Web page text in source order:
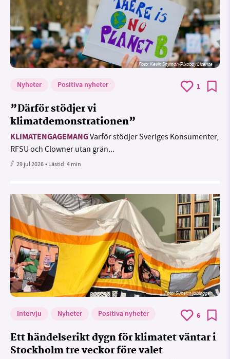
Foto:Kevin Snyman/Pixabay Licence
Nyheter Positiva nyheter 1
”Därför stödjer vi
klimatdemonstrationen”
KLIMATENGAGEMANGVarför stödjer Sveriges Konsumenter,
RFSU och Clowner utan grän...
29 jul 2026• Lästid:4 min
Foto: Supermijöbloggen
Intervju Nyheter Positiva nyheter 6
Ett händelserikt dygn för klimatet väntar i
Stockholm tre veckor före valet